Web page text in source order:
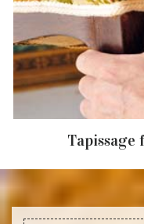
Tapissage